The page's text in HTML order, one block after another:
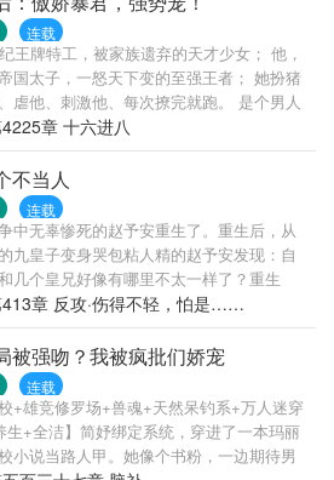
连载
王牌特工，被家族遗弃的天才少女； 他，
国太子，一怒天下变的至强王者； 她扮猪
虐他、刺激他、每次撩完就跑。 是个男人
他只能猎捕她，宠溺她，诱惑她为他倾
先动心的人却变成了他。 君临天下的少
山的少女，一场棋逢对手、势均力敌的爱
一群热血少年成长的奇幻故事。
章 十六进八
不当人
连载
中无辜惨死的赵予安重生了。重生后，从
九皇子变身哭包粘人精的赵予安发现：自
几个皇兄好像有哪里不太一样了？重生
：“九皇子？朕记得，不过就是个宫女生的
”重生后，大昭帝：“朕的皇子，你且动一下
章 反攻·伤得不轻，怕是……
被强吻？我被疯批们娇宠
连载
校+雄竞修罗场+兽魂+天然呆钓系+万人迷穿
生+全洁】简妤绑定系统，穿进了一本玛丽
小说当路人甲。她像个书粉，一边期待男